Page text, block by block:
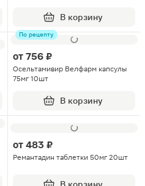
В корзину
По рецепту
от 756 ₽
Осельтамивир Велфарм капсулы
75мг 10шт
В корзину
от 483 ₽
Ремантадин таблетки 50мг 20шт